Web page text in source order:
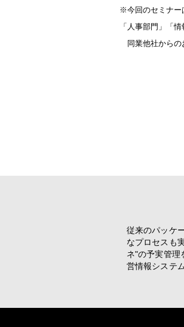
※今回のセミナー
「人事部門」「
同業他社からの
従来のパッケ
なプロセスも
ネ"の予実管理
営情報システ